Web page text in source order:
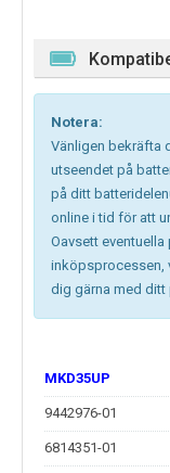
Notera:
Vänligen bekräfta
utseendet på
på ditt
online i tid för att
Oavsett
inköpsprocessen,
dig gärna med ditt
MKD35UP
9442976-01
6814351-01